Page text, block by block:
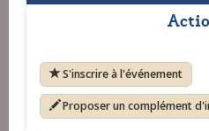
S'inscrire à l'événement
Proposer un complément